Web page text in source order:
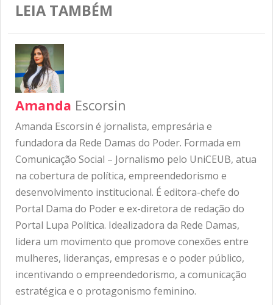
LEIA TAMBÉM
Amanda Escorsin
Amanda Escorsin é jornalista, empresária e
fundadora da Rede Damas do Poder. Formada em
Comunicação Social – Jornalismo pelo UniCEUB, atua
na cobertura de política, empreendedorismo e
desenvolvimento institucional. É editora-chefe do
Portal Dama do Poder e ex-diretora de redação do
Portal Lupa Política. Idealizadora da Rede Damas,
lidera um movimento que promove conexões entre
mulheres, lideranças, empresas e o poder público,
incentivando o empreendedorismo, a comunicação
estratégica e o protagonismo feminino.